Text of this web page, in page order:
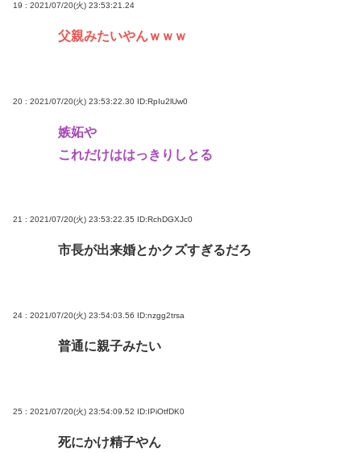
19 : 2021/07/20(火) 23:53:21.24
父親みたいやんｗｗｗ
20 : 2021/07/20(火) 23:53:22.30 ID:RpIu2lUw0
嫉妬や
これだけははっきりしとる
21 : 2021/07/20(火) 23:53:22.35 ID:RchDGXJc0
市長が出来婚とかクズすぎるだろ
24 : 2021/07/20(火) 23:54:03.56 ID:nzgg2trsa
普通に親子みたい
25 : 2021/07/20(火) 23:54:09.52 ID:IPiOtfDK0
死にかけ精子やん